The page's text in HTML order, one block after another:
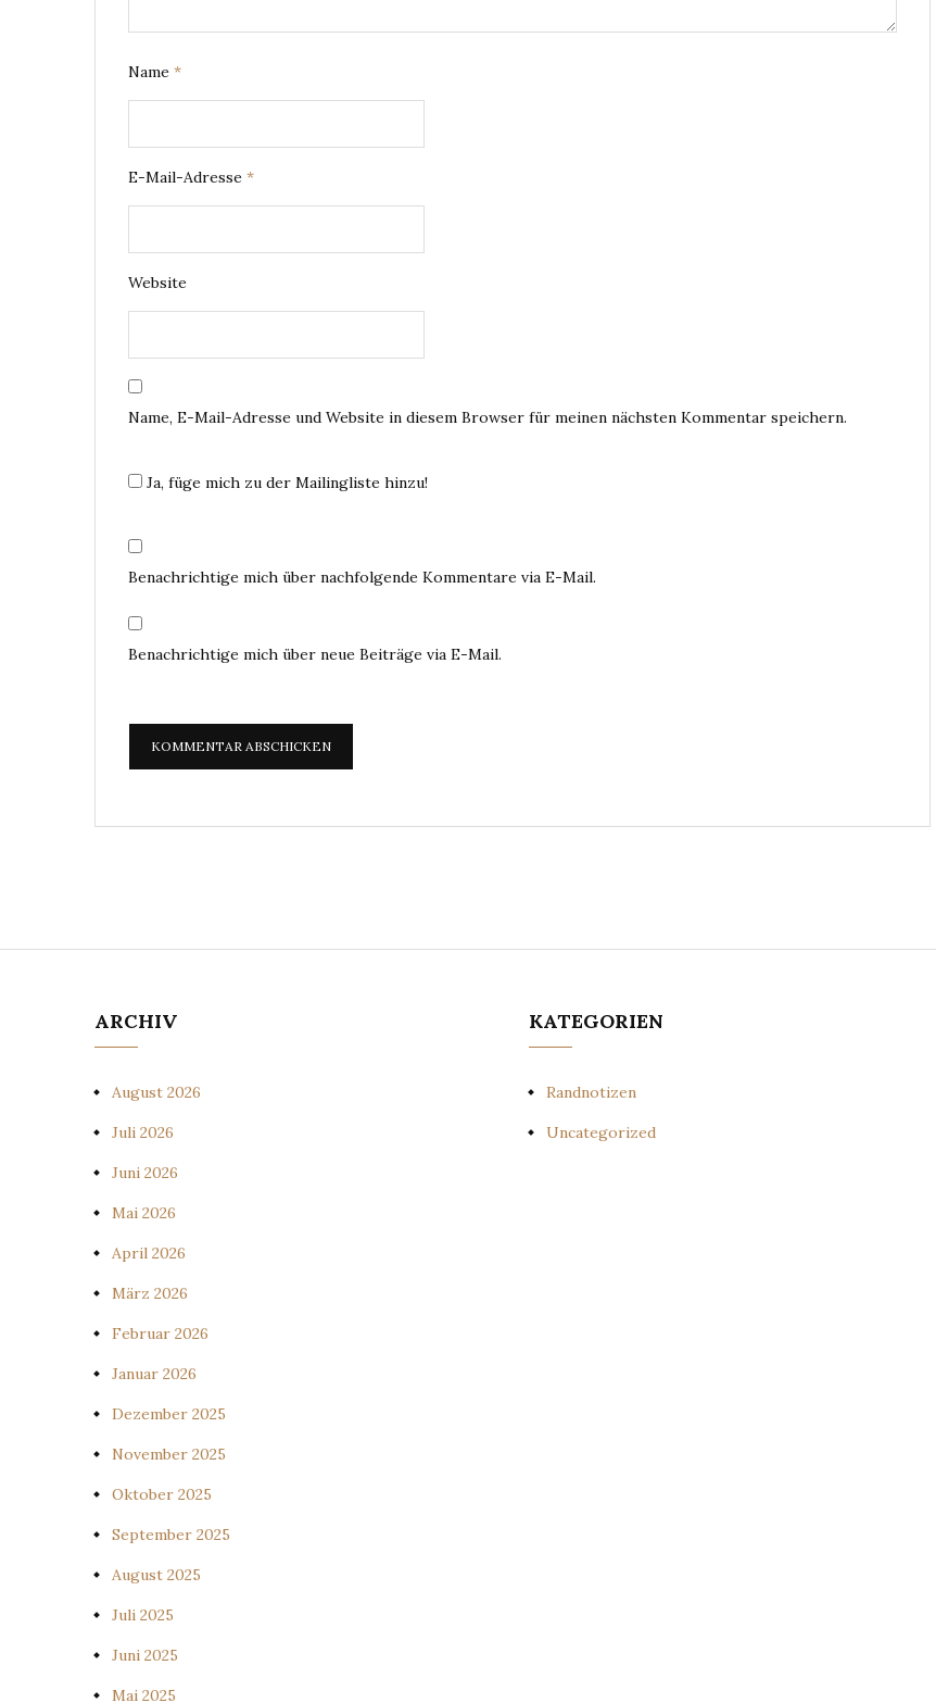
Name *
E-Mail-Adresse *
Website
Name, E-Mail-Adresse und Website in diesem Browser für meinen nächsten Kommentar speichern.
Ja, füge mich zu der Mailingliste hinzu!
Benachrichtige mich über nachfolgende Kommentare via E-Mail.
Benachrichtige mich über neue Beiträge via E-Mail.
ARCHIV
August 2026
Juli 2026
Juni 2026
Mai 2026
April 2026
März 2026
Februar 2026
Januar 2026
Dezember 2025
November 2025
Oktober 2025
September 2025
August 2025
Juli 2025
Juni 2025
Mai 2025
KATEGORIEN
Randnotizen
Uncategorized